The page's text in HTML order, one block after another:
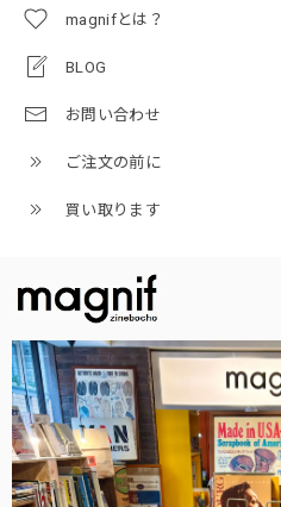
magnifとは？
BLOG
お問い合わせ
ご注文の前に
買い取ります